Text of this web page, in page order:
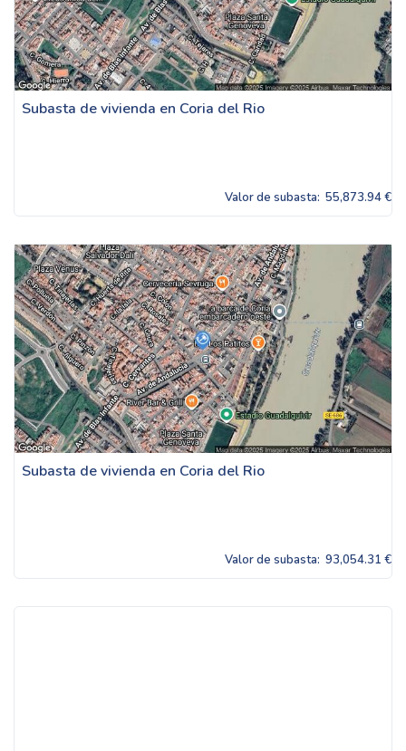
Subasta de vivienda en Coria del Rio
Valor de subasta: 55,873.94 €
Subasta de vivienda en Coria del Rio
Valor de subasta: 93,054.31 €